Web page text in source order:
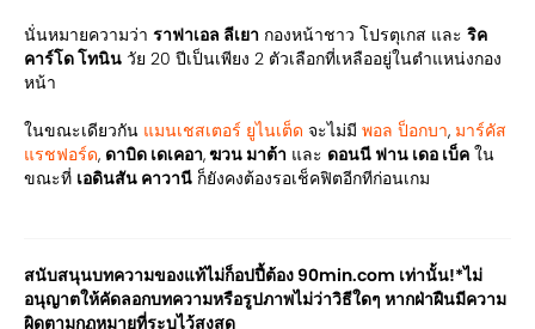
นั่นหมายความว่า ราฟาเอล ลีเยา กองหน้าชาว โปรตุเกส และ ริค
คาร์โด โทนิน วัย 20 ปีเป็นเพียง 2 ตัวเลือกที่เหลืออยู่ในตำแหน่งกอง
หน้า
ในขณะเดียวกัน แมนเชสเตอร์ ยูไนเต็ด จะไม่มี พอล ป็อกบา, มาร์คัส
แรชฟอร์ด, ดาบิด เดเคอา,ฆวน มาต้า และ ดอนนี ฟาน เดอ เบ็ค ใน
ขณะที่ เอดินสัน คาวานี ก็ยังคงต้องรอเช็คฟิตอีกทีก่อนเกม
สนับสนุนบทความของแท้ไม่ก็อปปี้ต้อง 90min.com เท่านั้น!*ไม่
อนุญาตให้คัดลอกบทความหรือรูปภาพไม่ว่าวิธีใดๆ หากฝ่าฝืนมีความ
ผิดตามกฏหมายที่ระบุไว้สูงสุด